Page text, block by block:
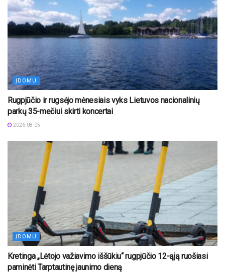
ĮDOMU
Rugpjūčio ir rugsėjo mėnesiais vyks Lietuvos nacionalinių
parkų 35-mečiui skirti koncertai
2026-08-05
ĮDOMU
Kretinga „Lėtojo važiavimo iššūkiu“ rugpjūčio 12-ąją ruošiasi
paminėti Tarptautinę jaunimo dieną